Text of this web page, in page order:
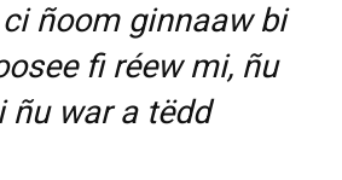
ñoom ginnaaw bi
fi réew mi, ñu
ñu war a tëdd